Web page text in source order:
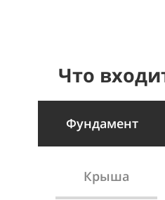
Что
Фундамент
Крыша